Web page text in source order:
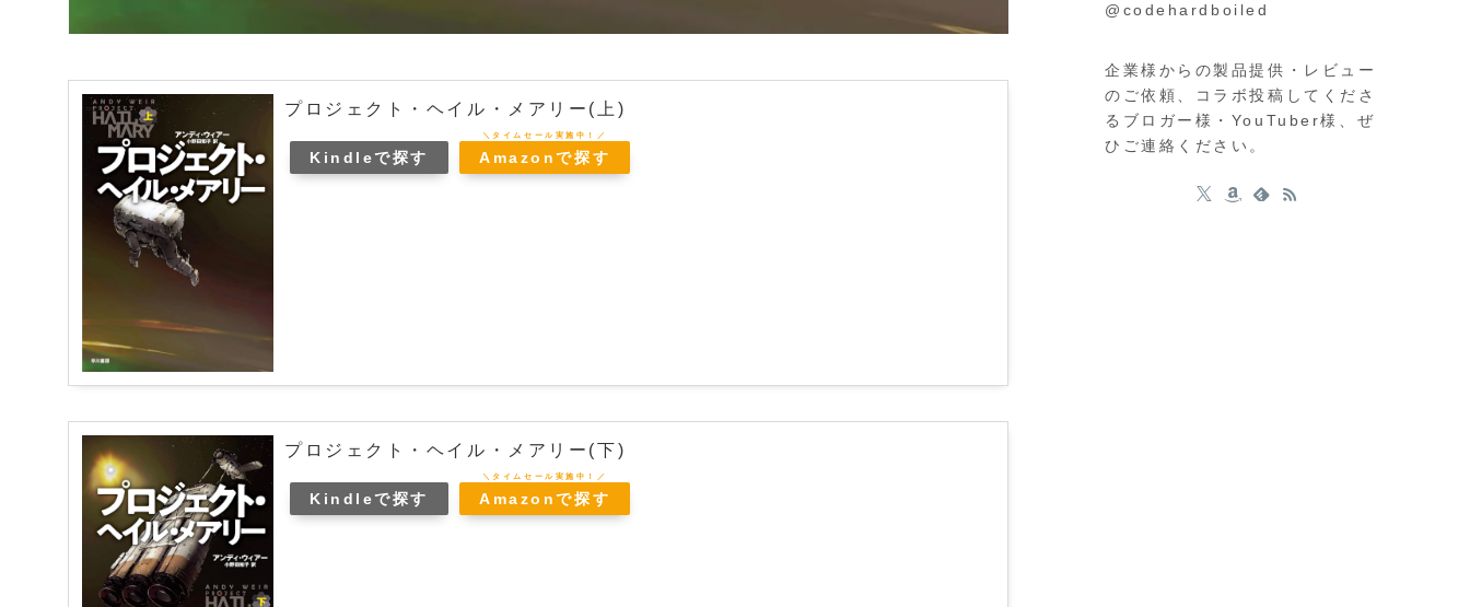
プロジェクト・ヘイル・メアリー(上)
Kindleで探す Amazonで探す
プロジェクト・ヘイル・メアリー(下)
Kindleで探す Amazonで探す
@codehardboiled
企業様からの製品提供・レビュー
のご依頼、コラボ投稿してくださ
るブロガー様・YouTuber様、ぜ
ひご連絡ください。